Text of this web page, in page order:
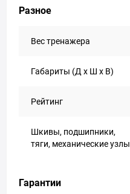
Разное
Вес тренажера
Габариты (Д х Ш х В)
Рейтинг
Шкивы, подшипники,
тяги, механические узлы
Гарантии